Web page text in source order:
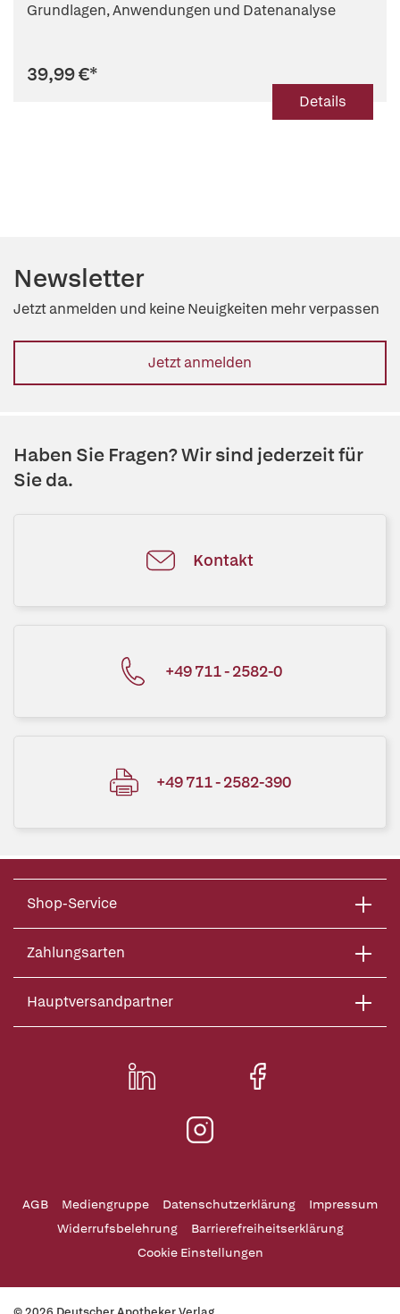
Grundlagen, Anwendungen und Datenanalyse
39,99 €*
Details
Newsletter
Jetzt anmelden und keine Neuigkeiten mehr verpassen
Jetzt anmelden
Haben Sie Fragen? Wir sind jederzeit für
Sie da.
Kontakt
+49 711 - 2582-0
+49 711 - 2582-390
Shop-Service
Zahlungsarten
Hauptversandpartner
AGB Mediengruppe Datenschutzerklärung
Impressum
Widerrufsbelehrung
Barrierefreiheitserklärung
Cookie Einstellungen